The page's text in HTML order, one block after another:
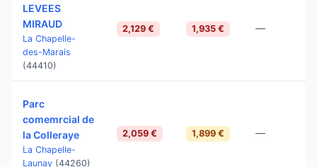
LEVEES
MIRAUD
La Chapelle-
des-Marais
(44410)
2,129 € 1,935 € —
Parc
comemrcial de
la Colleraye
La Chapelle-
Launay (44260)
2,059 € 1,899 € —